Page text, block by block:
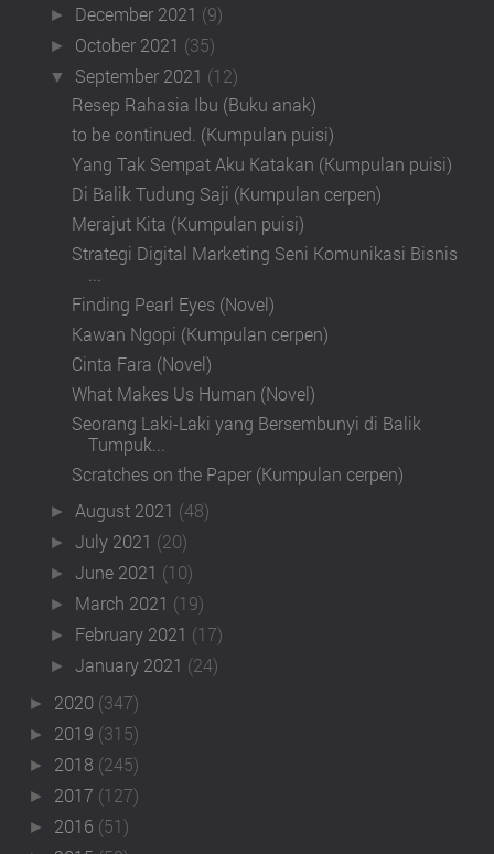
► December 2021 (9)
► October 2021 (35)
▼ September 2021 (12)
Resep Rahasia Ibu (Buku anak)
to be continued. (Kumpulan puisi)
Yang Tak Sempat Aku Katakan (Kumpulan puisi)
Di Balik Tudung Saji (Kumpulan cerpen)
Merajut Kita (Kumpulan puisi)
Strategi Digital Marketing Seni Komunikasi Bisnis
Finding Pearl Eyes (Novel)
Kawan Ngopi (Kumpulan cerpen)
Cinta Fara (Novel)
What Makes Us Human (Novel)
Seorang Laki-Laki yang Bersembunyi di Balik
Tumpuk...
Scratches on the Paper (Kumpulan cerpen)
► August 2021 (48)
►July 2021 (20)
►June 2021 (10)
► March 2021 (19)
► February 2021 (17)
►January 2021 (24)
► 2020 (347)
► 2019 (315)
► 2018 (245)
► 2017 (127)
► 2016 (51)